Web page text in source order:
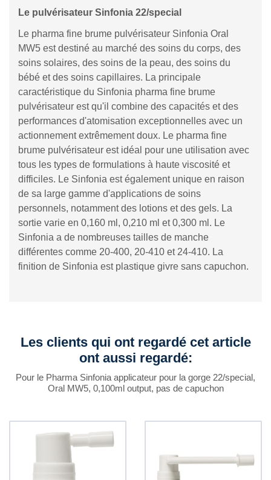
Le pulvérisateur Sinfonia 22/special
Le pharma fine brume pulvérisateur Sinfonia Oral
MW5 est destiné au marché des soins du corps, des
soins solaires, des soins de la peau, des soins du
bébé et des soins capillaires. La principale
caractéristique du Sinfonia pharma fine brume
pulvérisateur est qu'il combine des capacités et des
performances d'atomisation exceptionnelles avec un
actionnement extrêmement doux. Le pharma fine
brume pulvérisateur est idéal pour une utilisation avec
tous les types de formulations à haute viscosité et
difficiles. Le Sinfonia est également unique en raison
de sa large gamme d'applications de soins
personnels, notamment des lotions et des gels. La
sortie varie en 0,160 ml, 0,210 ml et 0,300 ml. Le
Sinfonia a de nombreuses tailles de manche
différentes comme 20-400, 20-410 et 24-410. La
finition de Sinfonia est plastique givre sans capuchon.
Les clients qui ont regardé cet article
ont aussi regardé:
Pour le Pharma Sinfonia applicateur pour la gorge 22/special,
Oral MW5, 0,100ml output, pas de capuchon